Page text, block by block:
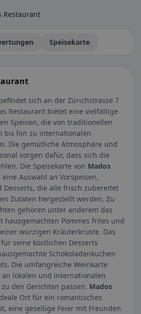
Restaurant
Speisekarte
sich an der Zürichstrasse 7
Restaurant bietet eine vielfältige
Speisen, die von traditionellen
bis hin zu internationalen
Die gemütliche Atmosphäre und
sorgen dafür, dass sich die
Die Speisekarte von Mados
eine Auswahl an Vorspeisen,
Desserts, die alle frisch zubereitet
Zutaten hergestellt werden. Zu
gehören unter anderem das
hausgemachten Pommes frites und
würzigen Kräuterkruste. Das
seine köstlichen Desserts
Schokoladenkuchen
Die umfangreiche Weinkarte
lokalen und internationalen
den Gerichten passen. Mados
Ort für ein romantisches
eine gesellige Feier mit Freunden